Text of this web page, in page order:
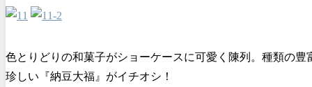
色とりどりの和菓子がショーケースに可愛く陳列。種類の
珍しい『納豆大福』がイチオシ！